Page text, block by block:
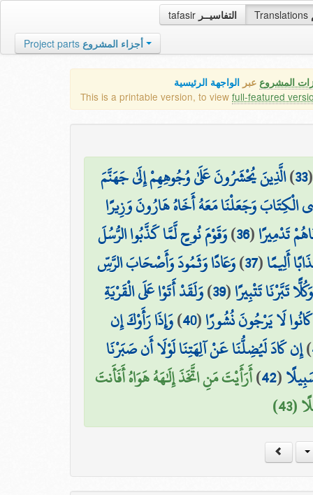
tafasir التفاسيــر Translations
Project parts أجزاء المشروع
المشروع عبر الواجهة الرئيسية
This is a printable version, to view full-featured
33
)الَّذِينَ يُحْشَرُونَ عَلَىٰ وُجُوهِهِمْ إِلَىٰ جَهَنَّمَ
الْكِتَابَ وَجَعَلْنَا مَعَهُ أَخَاهُ هَارُونَ وَزِيرًا
تَدْمِيرًا(
36
)وَقَوْمَ نُوحٍ لَّمَّا كَذَّبُوا الرُّسُلَ
أَلِيمًا(
37
)وَعَادًا وَثَمُودَ وَأَصْحَابَ الرَّسِّ
تَبَّرْنَا تَتْبِيرًا(
39
)وَلَقَدْ أَتَوْا عَلَى الْقَرْيَةِ
لَا يَرْجُونَ نُشُورًا(
40
)وَإِذَا رَأَوْكَ إِن
)إِن كَادَ لَيُضِلُّنَا عَنْ آلِهَتِنَا لَوْلَا أَن صَبَرْنَا
(
42
)أَرَأَيْتَ مَنِ اتَّخَذَ إِلَٰهَهُ هَوَاهُ أَفَأَنتَ